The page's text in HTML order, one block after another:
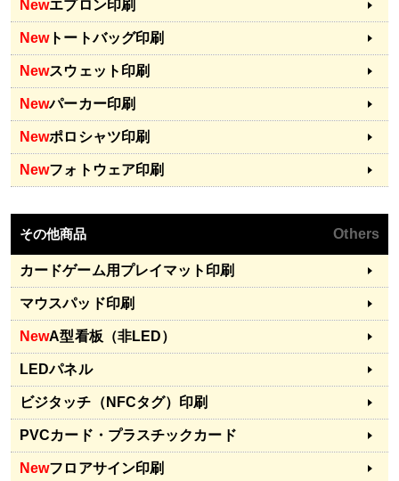
Newエプロン印刷
Newトートバッグ印刷
Newスウェット印刷
Newパーカー印刷
Newポロシャツ印刷
Newフォトウェア印刷
その他商品 Others
カードゲーム用プレイマット印刷
マウスパッド印刷
NewA型看板（非LED）
LEDパネル
ビジタッチ（NFCタグ）印刷
PVCカード・プラスチックカード
Newフロアサイン印刷